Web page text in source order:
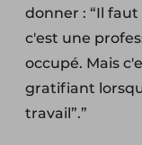
donner : “Il
c'est une
occupé. Mais
gratifiant
travail”.”